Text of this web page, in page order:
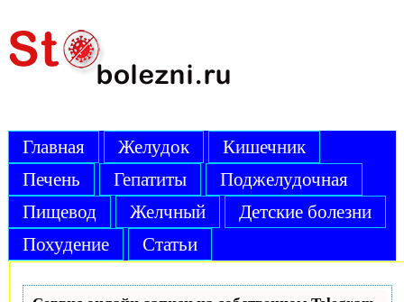
Главная Желудок
Кишечник
Печень
Гепатиты
Поджелудочная
Пищевод
Желчный
Детские болезни
Похудение
Статьи